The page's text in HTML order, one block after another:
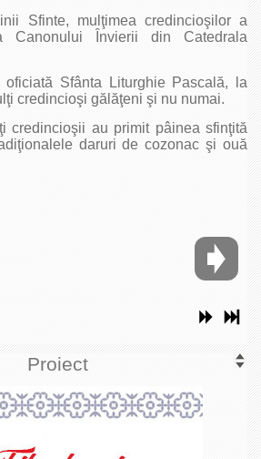
Sfinte, mulţimea credincioşilor a
Canonului Învierii din Catedrala
oficiată Sfânta Liturghie Pascală, la
credincioşi gălăţeni şi nu numai.
credincioşii au primit pâinea sfinţită
daruri de cozonac şi ouă
Proiect